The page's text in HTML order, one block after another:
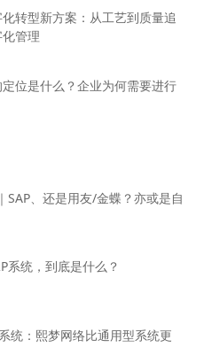
转型新方案：从工艺到质量追
管理
位是什么？企业为何需要进行
SAP、还是用友/金蝶？亦或是自
系统，到底是什么？
统：熙梦网络比通用型系统更